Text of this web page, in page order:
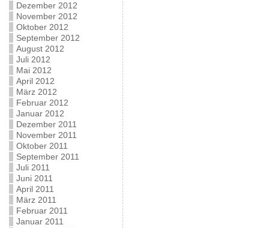
Dezember 2012
November 2012
Oktober 2012
September 2012
August 2012
Juli 2012
Mai 2012
April 2012
März 2012
Februar 2012
Januar 2012
Dezember 2011
November 2011
Oktober 2011
September 2011
Juli 2011
Juni 2011
April 2011
März 2011
Februar 2011
Januar 2011